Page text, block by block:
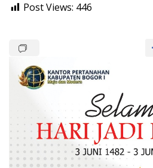
Post Views: 446